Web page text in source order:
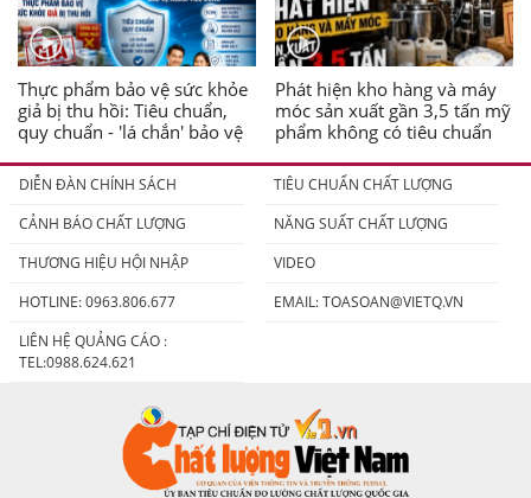
Thực phẩm bảo vệ sức khỏe
giả bị thu hồi: Tiêu chuẩn,
quy chuẩn - 'lá chắn' bảo vệ
Phát hiện kho hàng và máy
móc sản xuất gần 3,5 tấn mỹ
phẩm không có tiêu chuẩn
DIỄN ĐÀN CHÍNH SÁCH
TIÊU CHUẨN CHẤT LƯỢNG
CẢNH BÁO CHẤT LƯỢNG
NĂNG SUẤT CHẤT LƯỢNG
THƯƠNG HIỆU HỘI NHẬP
VIDEO
HOTLINE: 0963.806.677
EMAIL:TOASOAN@VIETQ.VN
LIÊN HỆ QUẢNG CÁO :
TEL:0988.624.621